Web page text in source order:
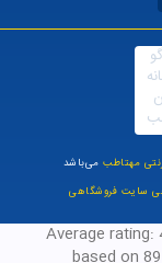
مهتاطبمی‌باشد
سایت فروشگاهی
Average rating:
based on 89